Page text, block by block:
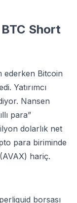
BTC Short
ederken Bitcoin
Yatırımcı
Nansen
para”
dolarlık net
para biriminde
hariç.
borsası